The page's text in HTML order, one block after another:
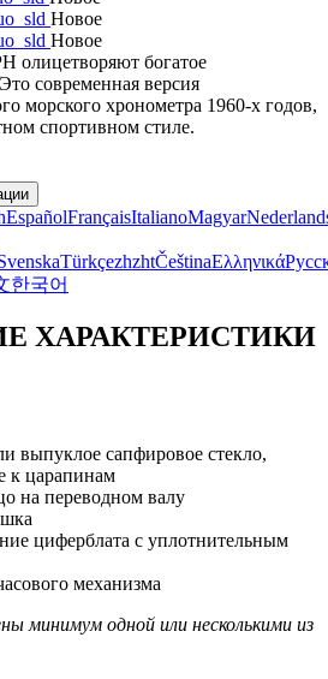
Новое
Новое
олицетворяют богатое
современная версия
морского хронометра 1960-х годов,
спортивном стиле.
EspañolFrançaisItalianoMagyar
TürkçezhzhtČeštinaΕλληνικά
한국어
ХАРАКТЕРИСТИКИ
выпуклое сапфировое стекло,
к царапинам
на переводном валу
циферблата с уплотнительным
механизма
минимум одной или несколькими из